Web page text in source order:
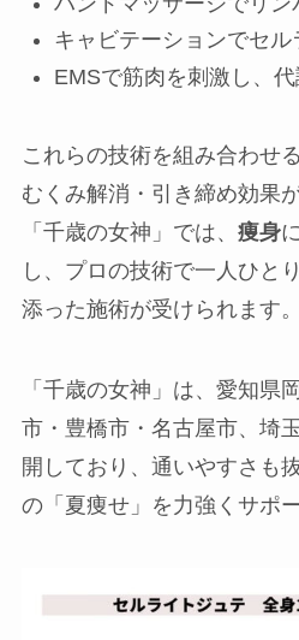
キャビテーションでセル
EMSで筋肉を刺激し、
これらの技術を組み合わせ
むくみ解消・引き締め効果
「千歳の女神」では、 痩身
し、プロの技術で一人ひと
添った施術が受けられます。
「千歳の女神」は、愛知県
市・豊橋市・名古屋市、埼
開しており、通いやすさも
の「夏痩せ」を力強くサポ